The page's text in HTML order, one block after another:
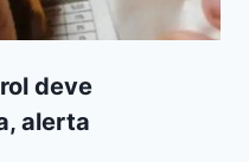
deve
alerta